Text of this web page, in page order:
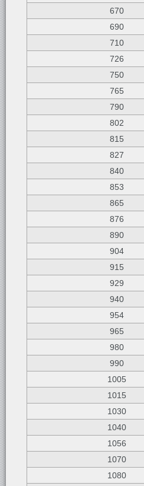
670
690
710
726
750
765
790
802
815
827
840
853
865
876
890
904
915
929
940
954
965
980
990
1005
1015
1030
1040
1056
1070
1080